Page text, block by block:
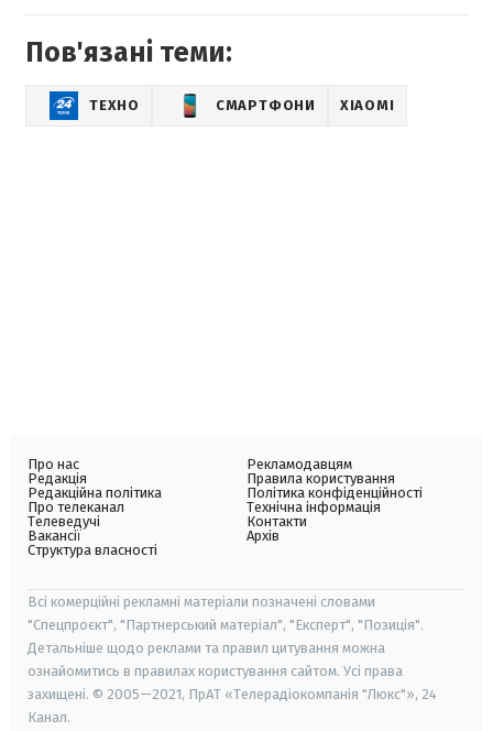
Пов'язані теми:
ТЕХНО СМАРТФОНИ XIAOMI
Про нас
Редакція
Редакційна політика
Про телеканал
Телеведучі
Вакансії
Структура власності
Рекламодавцям
Правила користування
Політика конфіденційності
Технічна інформація
Контакти
Архів
Всі комерційні рекламні матеріали позначені словами
"Спецпроєкт", "Партнерський матеріал", "Експерт", "Позиція".
Детальніше щодо реклами та правил цитування можна
ознайомитись в правилах користування сайтом. Усі права
захищені. © 2005—2021, ПрАТ «Телерадіокомпанія "Люкс"», 24
Канал.